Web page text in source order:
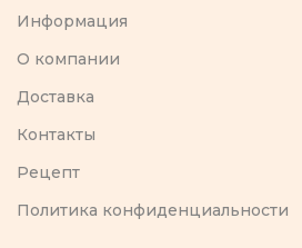
Информация
O компании
Доставка
Контакты
Рецепт
Политика конфиденциальности